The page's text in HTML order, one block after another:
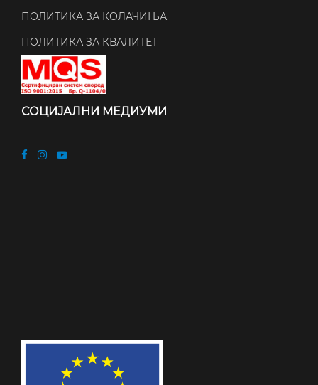
ПОЛИТИКА ЗА КОЛАЧИЊА
ПОЛИТИКА ЗА КВАЛИТЕТ
СОЦИЈАЛНИ МЕДИУМИ